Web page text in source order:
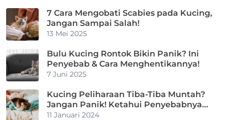
7 Cara Mengobati Scabies pada Kucing,
Jangan Sampai Salah!
13 Mei 2025
Bulu Kucing Rontok Bikin Panik? Ini
Penyebab & Cara Menghentikannya!
7 Juni 2025
Kucing Peliharaan Tiba-Tiba Muntah?
Jangan Panik! Ketahui Penyebabnya
Berikut!
11 Januari 2024